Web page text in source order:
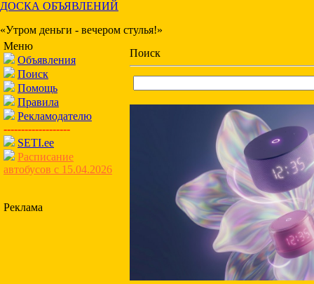
ДОСКА ОБЪЯВЛЕНИЙ
«Утром деньги - вечером стулья!»
Меню
Объявления
Поиск
Помощь
Правила
Рекламодателю
-------------------
SETI.ee
Расписание
автобусов с 15.04.2026
Реклама
Поиск